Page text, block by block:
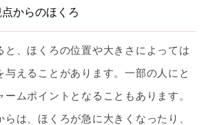
からのほくろ
と、ほくろの位置や大きさによっては
与えることがあります。一部の人にと
ームポイントとなることもあります。
らは、ほくろが急に大きくなったり、